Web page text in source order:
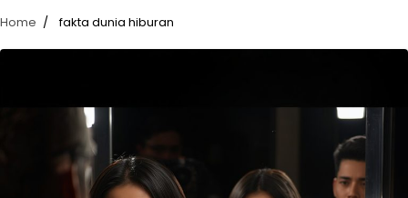
Home fakta dunia hiburan